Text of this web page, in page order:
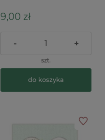
9,00 zł
- +
szt.
do koszyka